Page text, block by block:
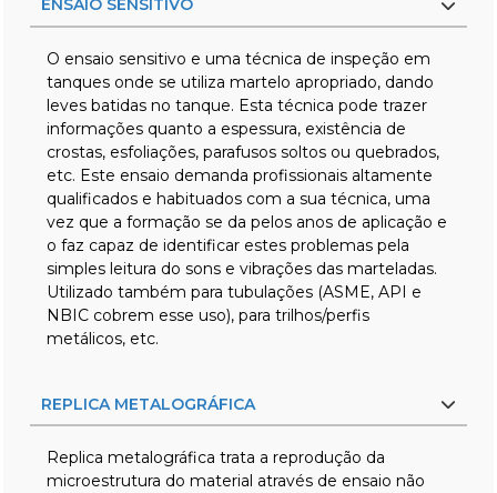
ENSAIO SENSITIVO
O ensaio sensitivo e uma técnica de inspeção em
tanques onde se utiliza martelo apropriado, dando
leves batidas no tanque. Esta técnica pode trazer
informações quanto a espessura, existência de
crostas, esfoliações, parafusos soltos ou quebrados,
etc. Este ensaio demanda profissionais altamente
qualificados e habituados com a sua técnica, uma
vez que a formação se da pelos anos de aplicação e
o faz capaz de identificar estes problemas pela
simples leitura do sons e vibrações das marteladas.
Utilizado também para tubulações (ASME, API e
NBIC cobrem esse uso), para trilhos/perfis
metálicos, etc.
REPLICA METALOGRÁFICA
Replica metalográfica trata a reprodução da
microestrutura do material através de ensaio não